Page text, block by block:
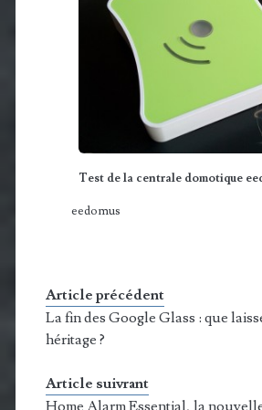
Test de la centrale domotique
eedomus
Article précédent
La fin des Google Glass : que
héritage ?
Article suivrant
Home Alarm Essential, la